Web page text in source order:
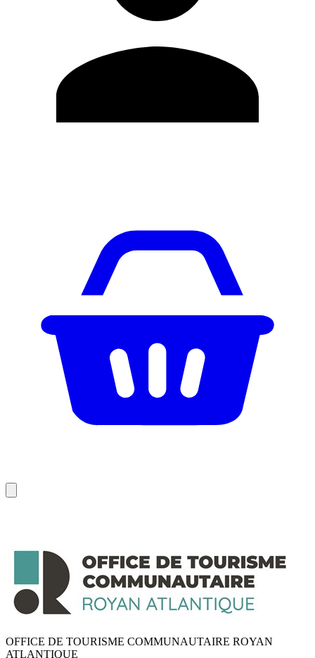
OFFICE DE TOURISME COMMUNAUTAIRE ROYAN
ATLANTIQUE